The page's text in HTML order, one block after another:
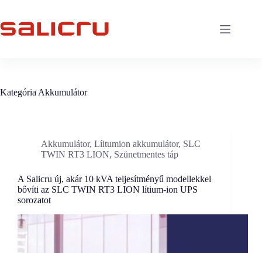
content
Kategória Akkumulátor
Akkumulátor, Líitumion akkumulátor, SLC
TWIN RT3 LION, Szünetmentes táp
A Salicru új, akár 10 kVA teljesítményű modellekkel
bővíti az SLC TWIN RT3 LION lítium-ion UPS
sorozatot